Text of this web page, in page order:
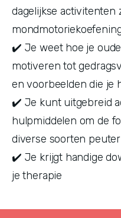
dagelijkse activitenten
✔️ Je weet hoe je
motiveren tot
en voorbeelden die je
✔️ Je kunt uitgebreid
hulpmiddelen om de
diverse soorten
✔️ Je krijgt handige
je therapie